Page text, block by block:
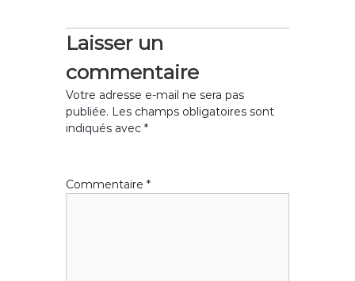
Laisser un
commentaire
Votre adresse e-mail ne sera pas
publiée. Les champs obligatoires sont
indiqués avec*
Commentaire*